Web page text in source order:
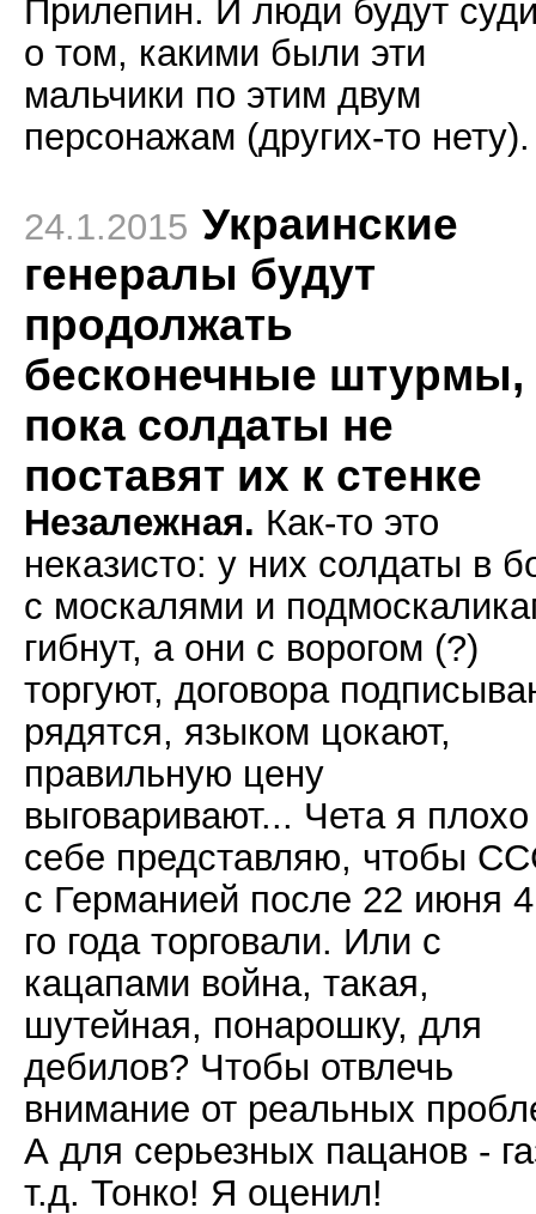
Прилепин. И люди будут
о том, какими были эти
мальчики по этим двум
персонажам (других-то нету).
24.1.2015 Украинские
генералы будут
продолжать
бесконечные штурмы,
пока солдаты не
поставят их к стенке
Незалежная. Как-то это
неказисто: у них солдаты в
с москалями и
гибнут, а они с ворогом (?)
торгуют, договора
рядятся, языком цокают,
правильную цену
выговаривают... Чета я плохо
себе представляю, чтобы
с Германией после 22 июня
го года торговали. Или с
кацапами война, такая,
шутейная, понарошку, для
дебилов? Чтобы отвлечь
внимание от реальных
А для серьезных пацанов -
т.д. Тонко! Я оценил!